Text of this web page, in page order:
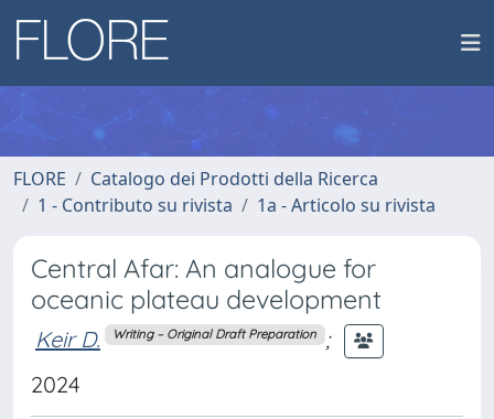
FLORE
Catalogo dei Prodotti della Ricerca
1 - Contributo su rivista
1a - Articolo su rivista
Central Afar: An analogue for
oceanic plateau development
Keir D. Writing – Original Draft Preparation ;
2024